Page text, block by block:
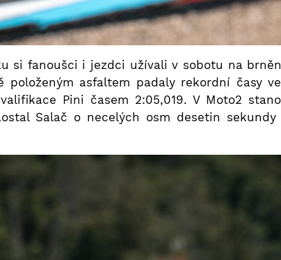
si fanoušci i jezdci užívali v sobotu na
položeným asfaltem padaly rekordní časy
Pini časem 2:05,019. V Moto2
Salač o necelých osm desetin